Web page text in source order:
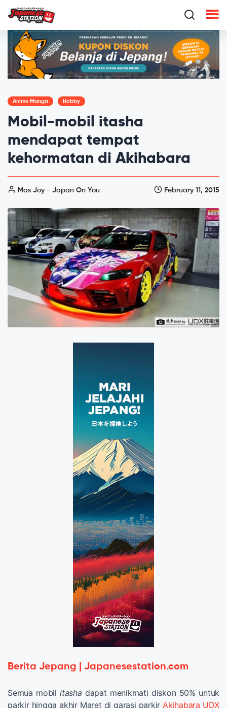
Anime Manga Hobby
Mobil-mobil itasha
mendapat tempat
kehormatan di Akihabara
Mas Joy - Japan On You February 11, 2015
Berita Jepang | Japanesestation.com
Semua mobilitasha dapat menikmati diskon 50% untuk
parkir hingga akhir Maret di garasi parkir Akihabara UDX